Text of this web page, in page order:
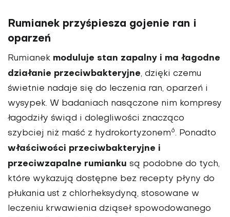
Rumianek przyśpiesza gojenie ran i
oparzeń
Rumianek moduluje stan zapalny i ma łagodne
działanie przeciwbakteryjne, dzięki czemu
świetnie nadaje się do leczenia ran, oparzeń i
wysypek. W badaniach nasączone nim kompresy
łagodziły świąd i dolegliwości znacząco
szybciej niż maść z hydrokortyzonem6. Ponadto
właściwości przeciwbakteryjne i
przeciwzapalne rumianku są podobne do tych,
które wykazują dostępne bez recepty płyny do
płukania ust z chlorheksydyną, stosowane w
leczeniu krwawienia dziąseł spowodowanego